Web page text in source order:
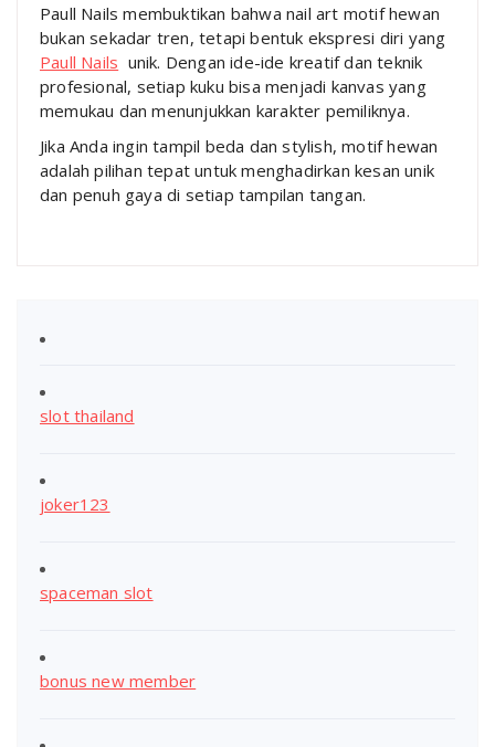
Paull Nails membuktikan bahwa nail art motif hewan
bukan sekadar tren, tetapi bentuk ekspresi diri yang
Paull Nails unik. Dengan ide-ide kreatif dan teknik
profesional, setiap kuku bisa menjadi kanvas yang
memukau dan menunjukkan karakter pemiliknya.
Jika Anda ingin tampil beda dan stylish, motif hewan
adalah pilihan tepat untuk menghadirkan kesan unik
dan penuh gaya di setiap tampilan tangan.
slot thailand
joker123
spaceman slot
bonus new member